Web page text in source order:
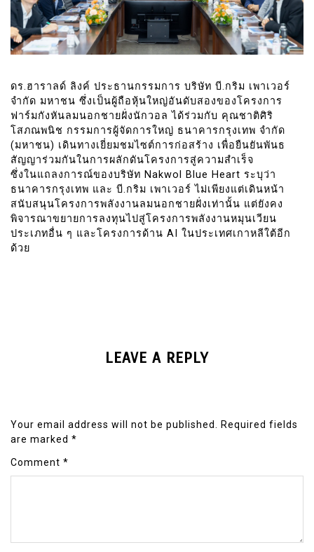
ดร.ฮาราลด์ ลิงค์ ประธานกรรมการ บริษัท บี.กริม เพาเวอร์
จำกัด มหาชน ซึ่งเป็นผู้ถือหุ้นใหญ่อันดับสองของโครงการ
ฟาร์มกังหันลมนอกชายฝั่งนักวอล ได้ร่วมกับ คุณชาติศิริ
โสภณพนิช กรรมการผู้จัดการใหญ่ ธนาคารกรุงเทพ จำกัด
(มหาชน) เดินทางเยี่ยมชมไซต์การก่อสร้าง เพื่อยืนยันพันธ
สัญญาร่วมกันในการผลักดันโครงการสู่ความสำเร็จ
ซึ่งในแถลงการณ์ของบริษัท Nakwol Blue Heart ระบุว่า
ธนาคารกรุงเทพ และ บี.กริม เพาเวอร์ ไม่เพียงแต่เดินหน้า
สนับสนุนโครงการพลังงานลมนอกชายฝั่งเท่านั้น แต่ยังคง
พิจารณาขยายการลงทุนไปสู่โครงการพลังงานหมุนเวียน
ประเภทอื่น ๆ และโครงการด้าน AI ในประเทศเกาหลีใต้อีก
ด้วย
LEAVE A REPLY
Your email address will not be published.
Required fields
are marked *
Comment *